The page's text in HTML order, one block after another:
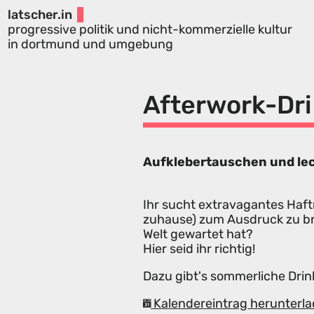
latscher.in
progressive politik und nicht-kommerzielle kultur
in dortmund und umgebung
Afterwork-
Aufklebertauschen und
Ihr sucht extravagantes
zuhause) zum Ausdruck zu
Welt gewartet hat?
Hier seid ihr richtig!
Dazu gibt's sommerliche
Kalendereintrag